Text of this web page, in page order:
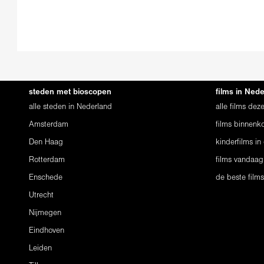
steden met bioscopen
alle steden in Nederland
Amsterdam
Den Haag
Rotterdam
Enschede
Utrecht
Nijmegen
Eindhoven
Leiden
films in
alle films
films
kinderfilms in
films
de beste